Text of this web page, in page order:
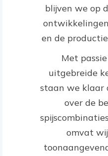
blijven we op
en de
Met
uitgebreide
staan we klaar
over de
omvat